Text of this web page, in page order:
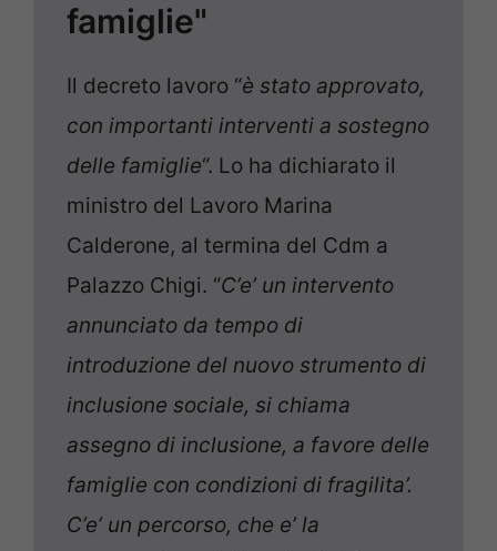
famiglie"
Il decreto lavoro “è stato approvato,
con importanti interventi a sostegno
delle famiglie“. Lo ha dichiarato il
ministro del Lavoro Marina
Calderone, al termina del Cdm a
Palazzo Chigi. “C’e’ un intervento
annunciato da tempo di
introduzione del nuovo strumento di
inclusione sociale, si chiama
assegno di inclusione, a favore delle
famiglie con condizioni di fragilita’.
C’e’ un percorso, che e’ la